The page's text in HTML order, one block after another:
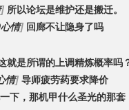
] 所以论坛是维护还是搬迁。
情] 回廊不让隐身了吗
就是所谓的上调精炼概率吗
情] 导师疲劳药要求降价
下，那机甲什么圣光的那套